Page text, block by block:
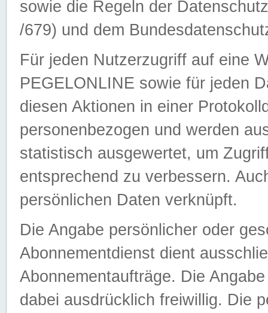
sowie die Regeln der
/679) und dem
Für jeden Nutzerzugriff auf eine
PEGELONLINE sowie für jeden
diesen Aktionen in einer
personenbezogen und werden
statistisch ausgewertet, um
entsprechend zu verbessern.
persönlichen Daten verknüpft.
Die Angabe persönlicher oder
Abonnementdienst dient
Abonnementaufträge. Die
dabei ausdrücklich freiwillig. Die